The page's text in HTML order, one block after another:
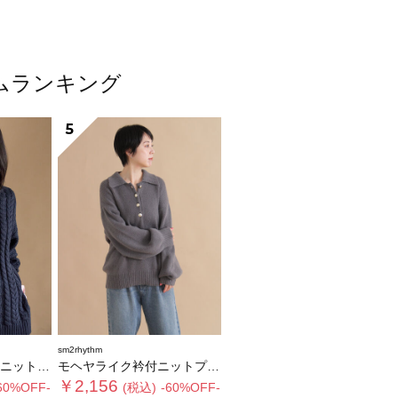
ランキング
ーバー
5
sm2rhythm
モヘヤライク衿付ニットプルオーバー
￥2,156 (税込) -60%OFF-